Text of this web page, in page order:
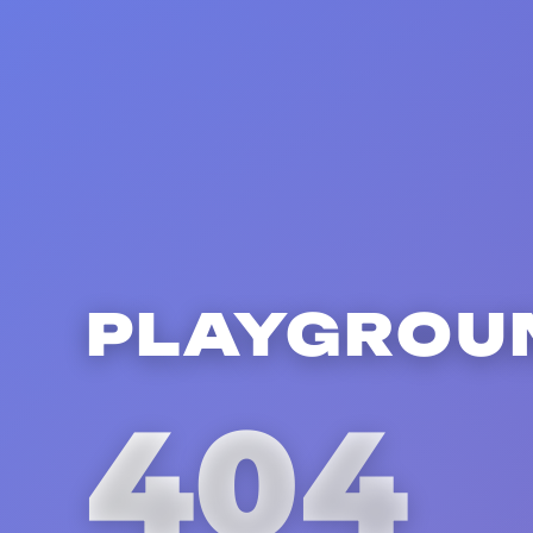
404